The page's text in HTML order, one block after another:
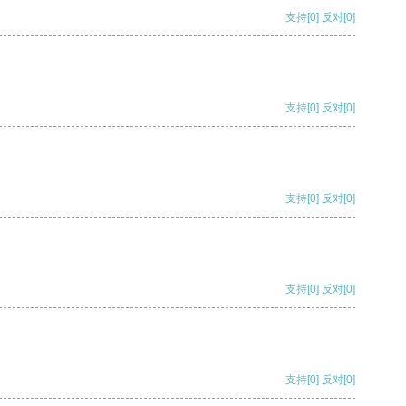
支持[0] 反对[0]
支持[0] 反对[0]
支持[0] 反对[0]
支持[0] 反对[0]
支持[0] 反对[0]